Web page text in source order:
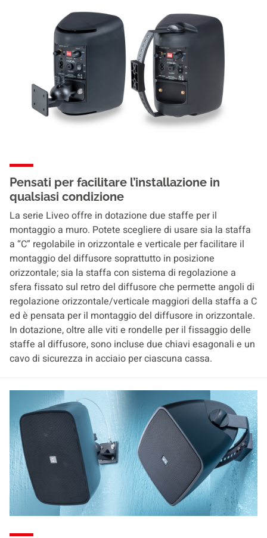
Pensati per facilitare l’installazione in
qualsiasi condizione
La serie Liveo offre in dotazione due staffe per il
montaggio a muro. Potete scegliere di usare sia la staffa
a “C” regolabile in orizzontale e verticale per facilitare il
montaggio del diffusore soprattutto in posizione
orizzontale; sia la staffa con sistema di regolazione a
sfera fissato sul retro del diffusore che permette angoli di
regolazione orizzontale/verticale maggiori della staffa a C
ed è pensata per il montaggio del diffusore in orizzontale.
In dotazione, oltre alle viti e rondelle per il fissaggio delle
staffe al diffusore, sono incluse due chiavi esagonali e un
cavo di sicurezza in acciaio per ciascuna cassa.